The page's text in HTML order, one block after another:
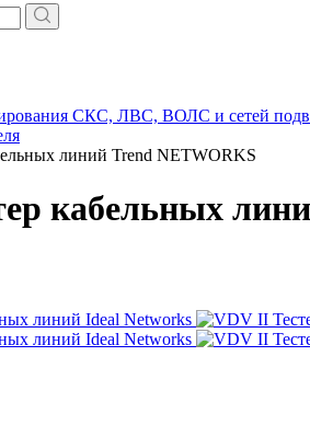
СКС, ЛВС, ВОЛС и сетей
линий Trend NETWORKS
кабельных